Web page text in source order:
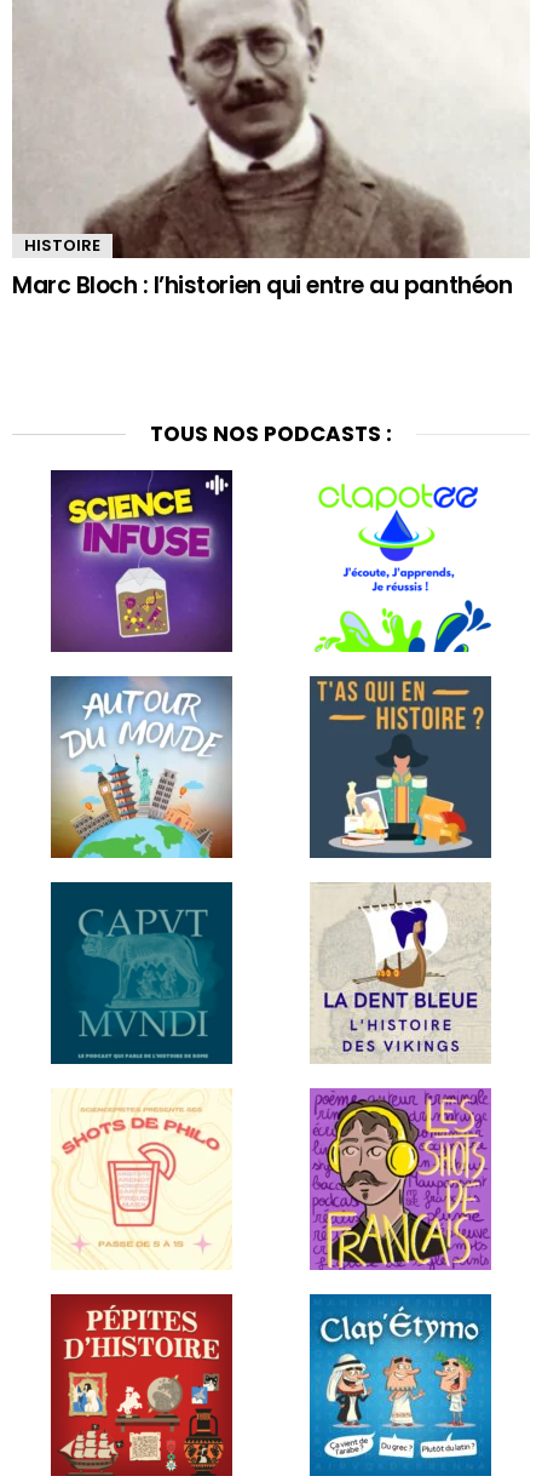
HISTOIRE
Marc Bloch : l’historien qui entre au panthéon
TOUS NOS PODCASTS :